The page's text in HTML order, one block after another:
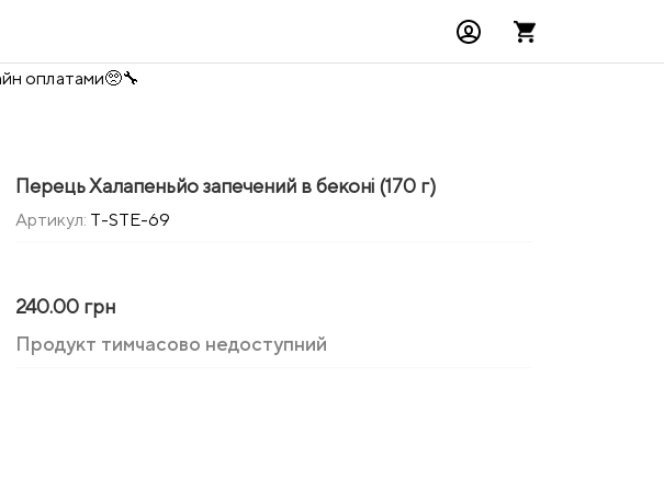
оплатами🥺🔧
Перець Халапеньйо запечений в беконі (170 г)
Артикул: T-STE-69
240.00 грн
Продукт тимчасово недоступний